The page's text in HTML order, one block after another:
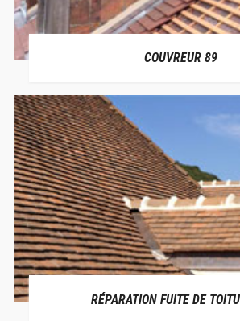
COUVREUR 89
RÉPARATION FUITE DE